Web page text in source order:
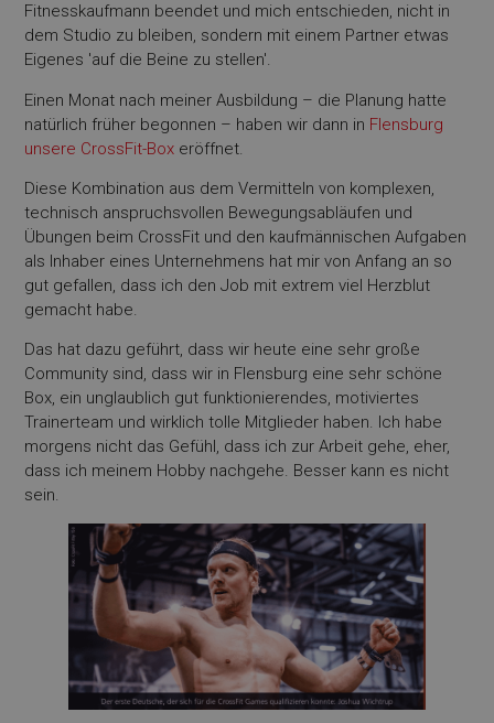
Fitnesskaufmann beendet und mich entschieden, nicht in
dem Studio zu bleiben, sondern mit einem Partner etwas
Eigenes 'auf die Beine zu stellen'.
Einen Monat nach meiner Ausbildung – die Planung hatte
natürlich früher begonnen – haben wir dann in Flensburg
unsere CrossFit-Box eröffnet.
Diese Kombination aus dem Vermitteln von komplexen,
technisch anspruchsvollen Bewegungsabläufen und
Übungen beim CrossFit und den kaufmännischen Aufgaben
als Inhaber eines Unternehmens hat mir von Anfang an so
gut gefallen, dass ich den Job mit extrem viel Herzblut
gemacht habe.
Das hat dazu geführt, dass wir heute eine sehr große
Community sind, dass wir in Flensburg eine sehr schöne
Box, ein unglaublich gut funktionierendes, motiviertes
Trainerteam und wirklich tolle Mitglieder haben. Ich habe
morgens nicht das Gefühl, dass ich zur Arbeit gehe, eher,
dass ich meinem Hobby nachgehe. Besser kann es nicht
sein.